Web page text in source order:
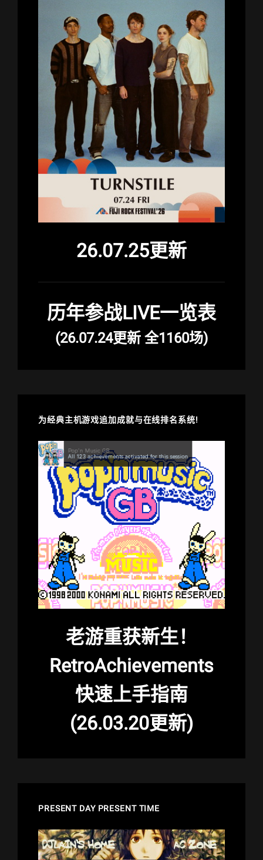
26.07.25更新
历年参战LIVE一览表
(26.07.24更新 全1160场)
为经典主机游戏追加成就与在线排名系统!
老游重获新生！
RetroAchievements
快速上手指南
(26.03.20更新)
PRESENT DAY PRESENT TIME